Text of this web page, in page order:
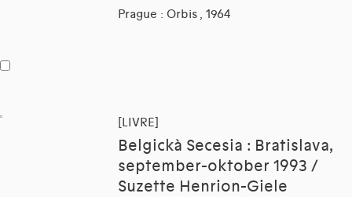
Prague : Orbis , 1964
[LIVRE]
Belgickà Secesia : Bratislava,
september-oktober 1993 /
Suzette Henrion-Giele